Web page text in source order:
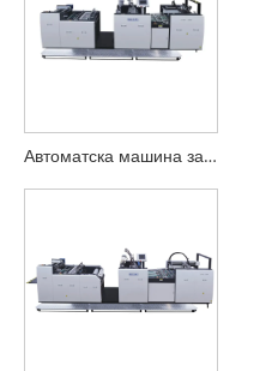
Автоматска машина за ламинирање на едно лице